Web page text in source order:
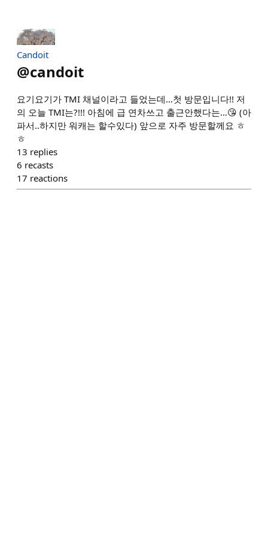
Candoit
@candoit
요기요기가 TMI 채널이라고 들었는데…첫 방문입니다!! 저
의 오늘 TMI는?!!! 아침에 급 연차쓰고 출근안했다는…😘 (아
파서..하지만 워캐는 할수있다) 앞으로 자주 방문할께요 ㅎ
ㅎ
13 replies
6 recasts
17 reactions